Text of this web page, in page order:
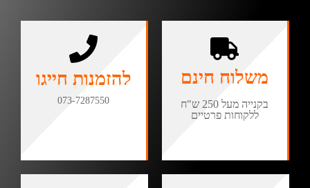
משלוח חינם
בקנייה מעל 250 ש"ח
ללקוחות פרטיים
להזמנות חייגו
073-7287550